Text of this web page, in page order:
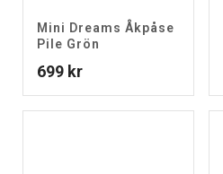
Mini Dreams Åkpåse
Pile Grön
699 kr